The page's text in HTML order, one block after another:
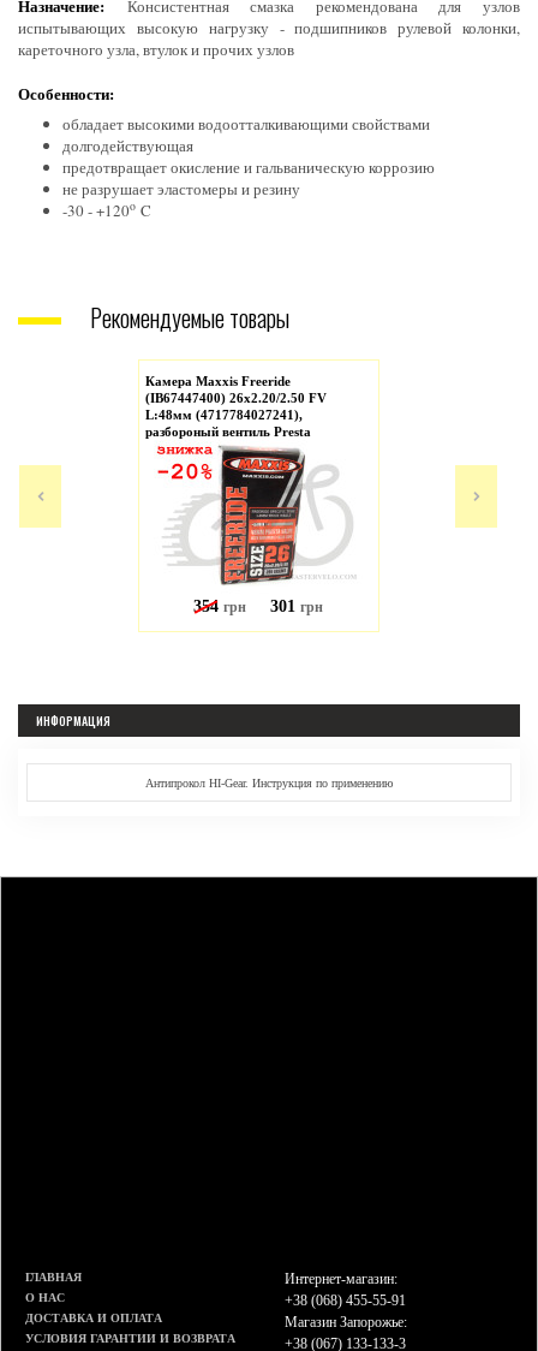
Назначение: Консистентная смазка рекомендована для узлов
испытывающих высокую нагрузку - подшипников рулевой колонки,
кареточного узла, втулок и прочих узлов
Особенности:
обладает высокими водоотталкивающими свойствами
долгодействующая
предотвращает окисление и гальваническую коррозию
не разрушает эластомеры и резину
-30 - +120o C
Рекомендуемые товары
Камера Maxxis Freeride
(IB67447400) 26x2.20/2.50 FV
L:48мм (4717784027241),
разбороный вентиль Presta
354 грн 301 грн
ИНФОРМАЦИЯ
Антипрокол HI-Gear. Инструкция по применению
ГЛАВНАЯ
О НАС
ДОСТАВКА И ОПЛАТА
УСЛОВИЯ ГАРАНТИИ И ВОЗВРАТА
Интернет-магазин:
+38 (068) 455-55-91
Магазин Запорожье:
+38 (067) 133-133-3